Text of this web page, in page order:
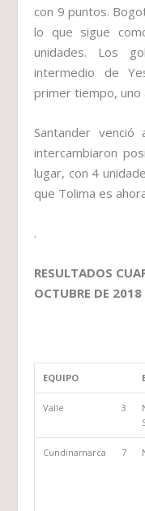
con 9 puntos.
lo que sigue
unidades. Los
intermedio de
primer tiempo, uno
Santander
intercambiaron
lugar, con 4
que Tolima es
.
RESULTADOS
OCTUBRE DE
EQUIPO
Valle 3
Cundinamarca 7